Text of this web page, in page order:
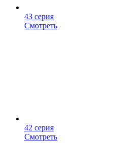
43 серия
Смотреть
42 серия
Смотреть